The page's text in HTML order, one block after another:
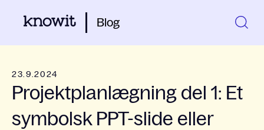
Blog
23.9.2024
Projektplanlægning del 1: Et
symbolsk PPT-slide eller